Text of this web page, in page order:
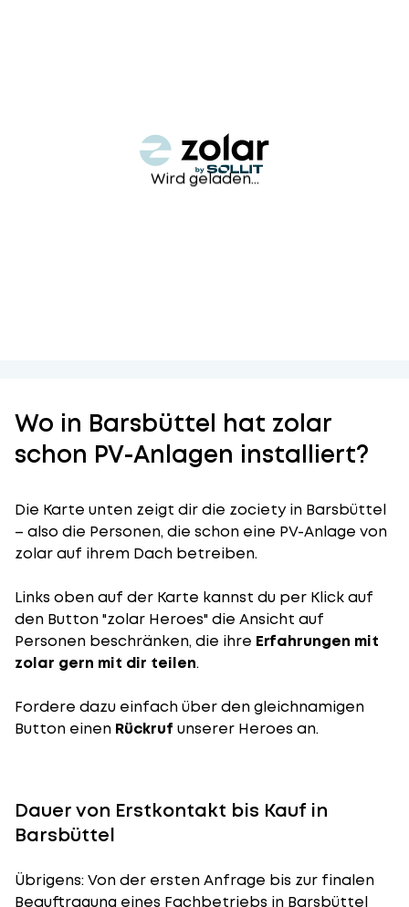
Wird geladen...
Wo in Barsbüttel hat zolar
schon PV-Anlagen installiert?
Die Karte unten zeigt dir die zociety in Barsbüttel
– also die Personen, die schon eine PV-Anlage von
zolar auf ihrem Dach betreiben.
Links oben auf der Karte kannst du per Klick auf
den Button "zolar Heroes" die Ansicht auf
Personen beschränken, die ihre Erfahrungen mit
zolar gern mit dir teilen.
Fordere dazu einfach über den gleichnamigen
Button einen Rückruf unserer Heroes an.
Dauer von Erstkontakt bis Kauf in
Barsbüttel
Übrigens: Von der ersten Anfrage bis zur finalen
Beauftragung eines Fachbetriebs in Barsbüttel